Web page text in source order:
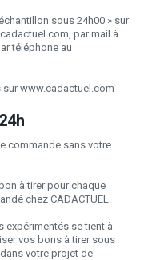
sous 24h00 » sur
par mail à
téléphone au
www.cadactuel.com
commande sans votre
à tirer pour chaque
chez CADACTUEL.
expérimentés se tient à
vos bons à tirer sous
votre projet de